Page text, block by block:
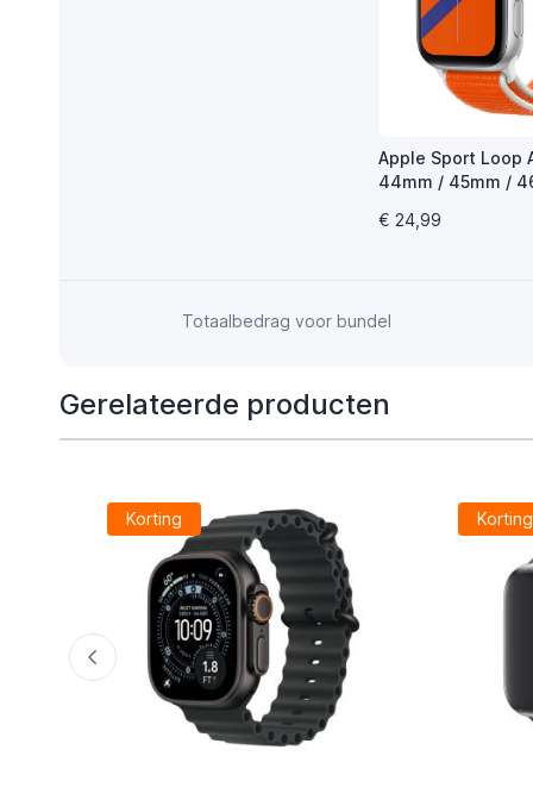
Apple Sport Loop
44mm / 45mm /
€ 24,99
Totaalbedrag voor bundel
Gerelateerde producten
Korting Korting